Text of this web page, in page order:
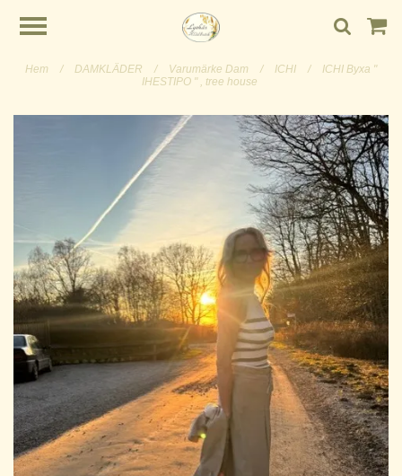
Hem / DAMKLÄDER / Varumärke Dam / ICHI /
ICHI Byxa "
IHESTIPO " , tree house